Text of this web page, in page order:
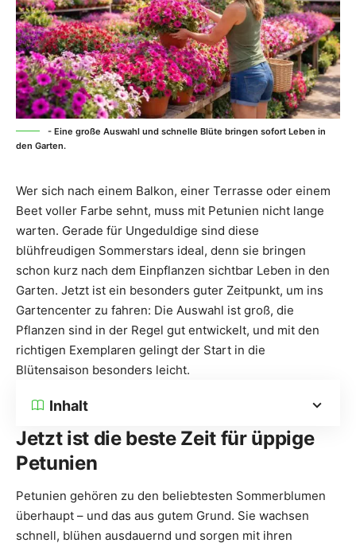
- Eine große Auswahl und schnelle Blüte bringen sofort Leben in
den Garten.
Wer sich nach einem Balkon, einer Terrasse oder einem
Beet voller Farbe sehnt, muss mit Petunien nicht lange
warten. Gerade für Ungeduldige sind diese
blühfreudigen Sommerstars ideal, denn sie bringen
schon kurz nach dem Einpflanzen sichtbar Leben in den
Garten. Jetzt ist ein besonders guter Zeitpunkt, um ins
Gartencenter zu fahren: Die Auswahl ist groß, die
Pflanzen sind in der Regel gut entwickelt, und mit den
richtigen Exemplaren gelingt der Start in die
Blütensaison besonders leicht.
Inhalt
Jetzt ist die beste Zeit für üppige
Petunien
Petunien gehören zu den beliebtesten Sommerblumen
überhaupt – und das aus gutem Grund. Sie wachsen
schnell, blühen ausdauernd und sorgen mit ihren